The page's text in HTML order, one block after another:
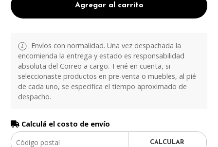
Agregar al carrito
Envíos con normalidad. Una vez despachada la
encomienda la entrega y estado es responsabilidad
absoluta del Correo a cargo. Tené en cuenta, si
seleccionaste productos en pre-venta o muebles, al pié
de cada uno, se especifica el tiempo aproximado de
despacho.
Calculá el costo de envío
CALCULAR